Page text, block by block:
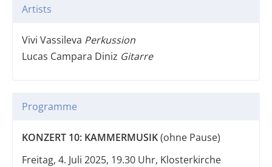
Artists
Vivi Vassileva Perkussion
Lucas Campara Diniz Gitarre
Programme
KONZERT 10: KAMMERMUSIK(ohne Pause)
Freitag, 4. Juli 2025, 19.30 Uhr, Klosterkirche